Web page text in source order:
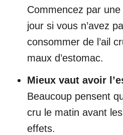
Commencez par
jour si vous n’avez
consommer de l’ail
maux d’estomac.
Mieux vaut avoir
Beaucoup pensent
cru le matin avant
effets.